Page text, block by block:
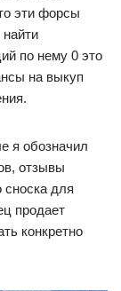
эти форсы
по нему 0 это
на выкуп
я обозначил
отзывы
сноска для
продает
конкретно